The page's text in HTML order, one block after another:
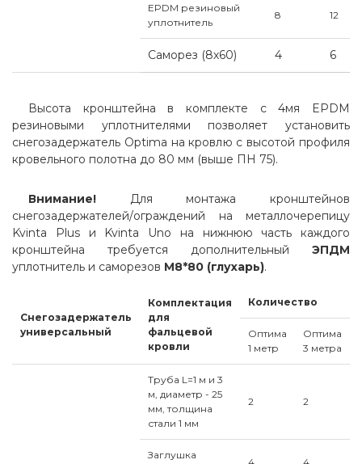
EPDM резиновый
уплотнитель
8 12
Саморез (8х60) 4 6
Высота кронштейна в комплекте с 4мя EPDM
резиновыми уплотнителями позволяет установить
снегозадержатель Optima на кровлю с высотой профиля
кровельного полотна до 80 мм (выше ПН 75).
Внимание! Для монтажа кронштейнов
снегозадержателей/ограждений на металлочерепицу
Kvinta Plus и Kvinta Uno на нижнюю часть каждого
кронштейна требуется дополнительный ЭПДМ
уплотнитель и саморезов М8*80 (глухарь).
Снегозадержатель
универсальный
Комплектация
для
фальцевой
кровли
Количество
Оптима
1 метр
Оптима
3 метра
Труба L=1 м и 3
м, диаметр - 25
мм, толщина
стали 1 мм
2 2
Заглушка